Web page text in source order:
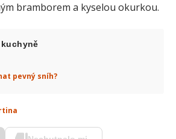
bramborem a kyselou okurkou.
pevný sníh?